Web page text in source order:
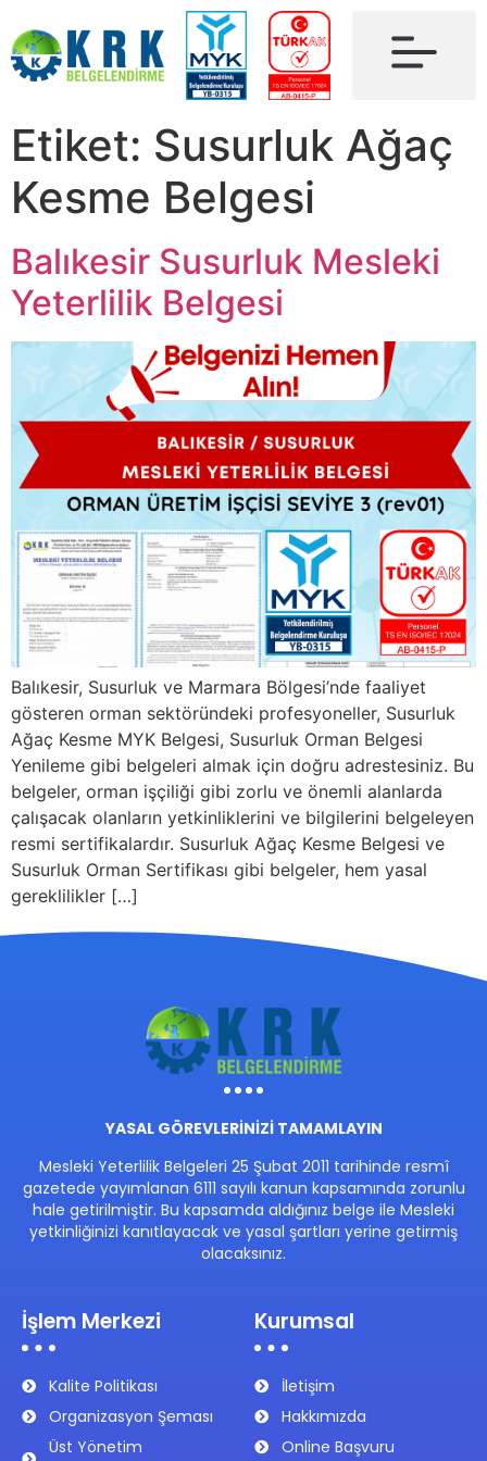
Etiket: Susurluk Ağaç
Kesme Belgesi
Balıkesir Susurluk Mesleki
Yeterlilik Belgesi
Balıkesir, Susurluk ve Marmara Bölgesi’nde faaliyet
gösteren orman sektöründeki profesyoneller, Susurluk
Ağaç Kesme MYK Belgesi, Susurluk Orman Belgesi
Yenileme gibi belgeleri almak için doğru adrestesiniz. Bu
belgeler, orman işçiliği gibi zorlu ve önemli alanlarda
çalışacak olanların yetkinliklerini ve bilgilerini belgeleyen
resmi sertifikalardır. Susurluk Ağaç Kesme Belgesi ve
Susurluk Orman Sertifikası gibi belgeler, hem yasal
gereklilikler […]
YASAL GÖREVLERİNİZİ TAMAMLAYIN
Mesleki Yeterlilik Belgeleri 25 Şubat 2011 tarihinde resmî
gazetede yayımlanan 6111 sayılı kanun kapsamında zorunlu
hale getirilmiştir. Bu kapsamda aldığınız belge ile Mesleki
yetkinliğinizi kanıtlayacak ve yasal şartları yerine getirmiş
olacaksınız.
İşlem Merkezi
Kalite Politikası
Organizasyon Şeması
Üst Yönetim
Kurumsal
İletişim
Hakkımızda
Online Başvuru